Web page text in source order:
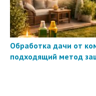
Обработка дачи от
подходящий метод